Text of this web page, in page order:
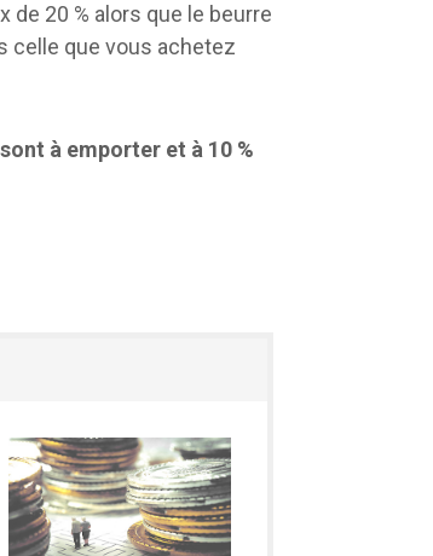
de 20 % alors que le beurre
celle que vous achetez
à emporter et à 10 %